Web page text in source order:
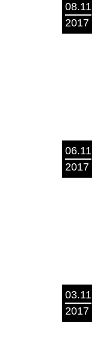
08.11
2017
06.11
2017
03.11
2017